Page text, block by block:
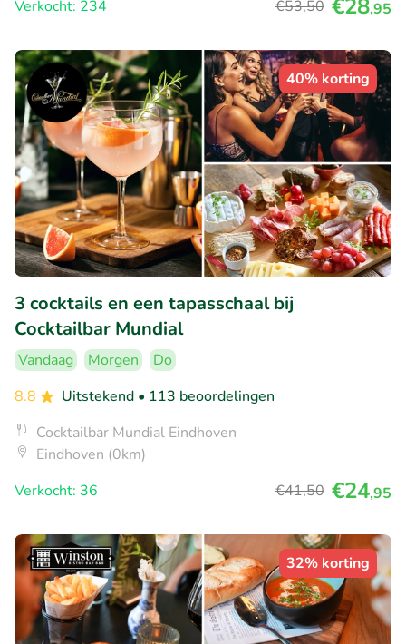
Verkocht: 234
€53,50 €28,95
40% korting
3 cocktails en een tapasschaal bij
Cocktailbar Mundial
Vandaag Morgen
Do
8.8
Uitstekend • 113 beoordelingen
Cocktailbar Mundial Eindhoven
Eindhoven (0km)
Verkocht: 36
€41,50 €24,95
32% korting